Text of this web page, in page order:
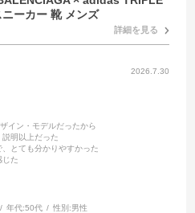
ーカー 靴 メンズ
詳細を見る
2026.7.30
イン・モデルだったから
以上だった
ても分かりやすかった
た
年代:50代 性別:男性